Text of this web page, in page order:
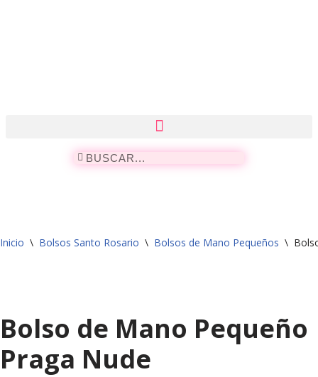
Inicio \ Bolsos Santo Rosario \ Bolsos de Mano Pequeños \
Bolso de Mano Pequeño
Praga Nude